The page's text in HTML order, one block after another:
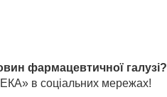
фармацевтичної галузі?
в соціальних мережах!